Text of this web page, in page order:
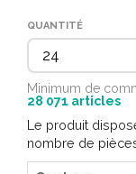
QUANTITÉ
Minimum de
28 071 articles
Le produit
nombre de